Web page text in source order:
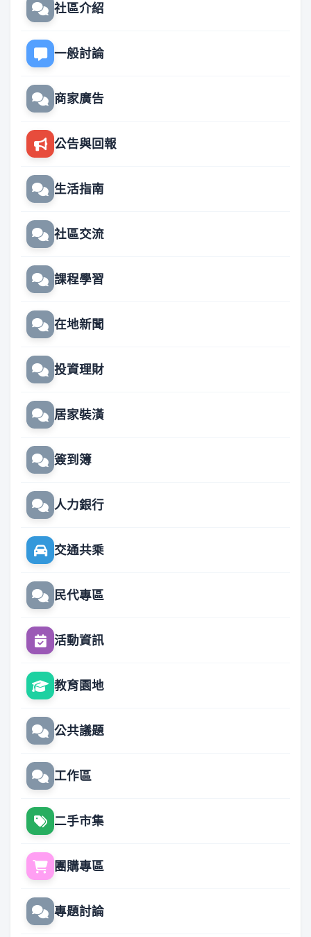
社區介紹
一般討論
商家廣告
公告與回報
生活指南
社區交流
課程學習
在地新聞
投資理財
居家裝潢
簽到簿
人力銀行
交通共乘
民代專區
活動資訊
教育園地
公共議題
工作區
二手市集
團購專區
專題討論